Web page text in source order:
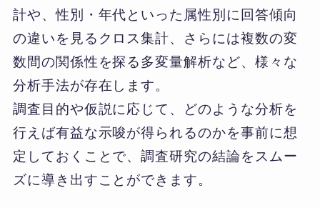
計や、性別・年代といった属性別に回答傾向
の違いを見るクロス集計、さらには複数の変
数間の関係性を探る多変量解析など、様々な
分析手法が存在します。
調査目的や仮説に応じて、どのような分析を
行えば有益な示唆が得られるのかを事前に想
定しておくことで、調査研究の結論をスムー
ズに導き出すことができます。